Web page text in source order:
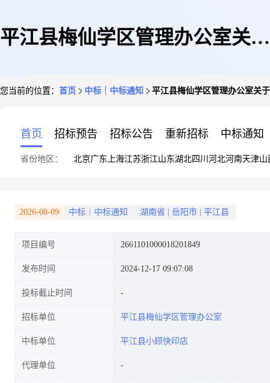
平江县梅仙学区管理办公室关于
您当前的位置： 首页 中标｜中标通知 平江县梅仙学区管理办公室关
首页 招标预告 招标公告 重新招标 中标通知
省份地区： 北京广东 上海江苏浙江山东湖北四川 河北河南天津山
2026-08-09 中标｜中标通知 湖南省 岳阳市 平江县
项目编号 2661101000018201849
发布时间 2024-12-17 09:07:08
投标截止时间
招标单位 平江县梅仙学区管理办公室
中标单位 平江县小顾快印店
代理单位